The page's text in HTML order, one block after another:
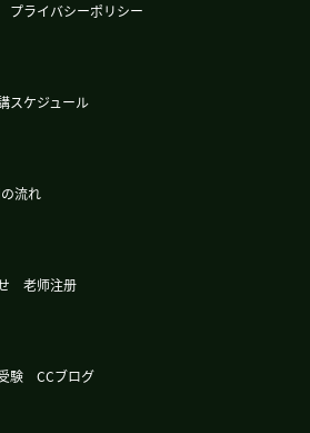
的地方。我无法想象是什么样
話を聴いてくれる先生です。誠
！
次见吧。
プライバシーポリシー
スケジュール
流れ
老师注册
験 CCブログ